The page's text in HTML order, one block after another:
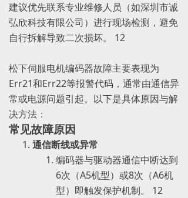
建议优先联系专业维修人员（如深圳市诚
弘欣科技有限公司）进行现场检测，避免
自行拆解导致二次损坏。 ‌12
松下伺服电机编码器故障主要表现为
Err21和Err22等报警代码，通常由通信异
常或电源问题引起。以下是具体原因与解
决方法：
常见故障原因
通信断线或异常
编码器与驱动器通信中断达到
6次（A5机型）或8次（A6机
型）即触发保护机制。 ‌12